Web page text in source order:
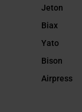
Jeton
Biax
Yato
Bison
Airpress